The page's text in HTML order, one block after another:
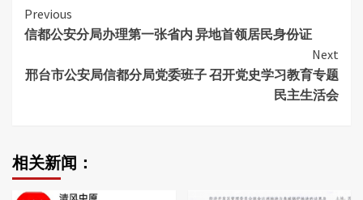
Continue
Reading
Previous
信都公安分局办理第一张省内 异地首领居民身份证
Next
邢台市公安局信都分局党委班子 召开党史学习教育专题
民主生活会
相关新闻：